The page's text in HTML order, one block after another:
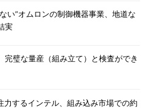
い”オムロンの制御機器事業、地道な
実
完璧な量産（組み立て）と検査ができ
力するインテル、組み込み市場での約